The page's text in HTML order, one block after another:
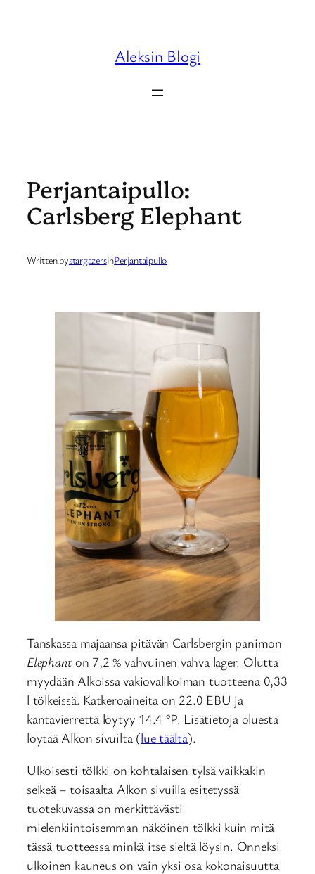
Aleksin Blogi
Perjantaipullo:
Carlsberg Elephant
Written bystargazersinPerjantaipullo
Tanskassa majaansa pitävän Carlsbergin panimon
Elephanton 7,2 % vahvuinen vahva lager. Olutta
myydään Alkoissa vakiovalikoiman tuotteena 0,33
l tölkeissä. Katkeroaineita on 22.0 EBU ja
kantavierrettä löytyy 14.4 °P. Lisätietoja oluesta
löytää Alkon sivuilta (lue täältä).
Ulkoisesti tölkki on kohtalaisen tylsä vaikkakin
selkeä – toisaalta Alkon sivuilla esitetyssä
tuotekuvassa on merkittävästi
mielenkiintoisemman näköinen tölkki kuin mitä
tässä tuotteessa minkä itse sieltä löysin. Onneksi
ulkoinen kauneus on vain yksi osa kokonaisuutta